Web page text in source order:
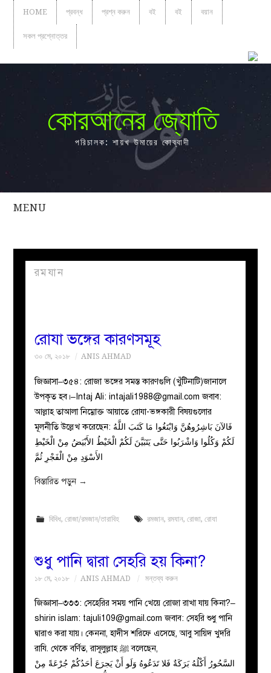
HOME প্রবন্ধ প্রশ্ন করুন বই বই বয়ান
সকল প্রশ্নোত্তর
কোরআনের জ্যোতি
পরিচালক: শায়খ উমায়ের কোব্বাদী
MENU
সকল
প্রবন্ধ
নারীদের
পাতা
ইসলাহী
মজলিস
প্রশ্ন
করুন
রমযান
রোযা ভঙ্গের কারণসমূহ
৩০ মে, ২০১৮ ANIS AHMAD
জিজ্ঞাসা–৩৫৪: রোজা ভঙ্গের সমস্ত কারণগুলি (খুঁটিনাটি)জানালে
উপকৃত হব।–Intaj Ali:intajali1988@gmail.com জবাব:
আল্লাহ তাআলা নিম্নোক্ত আয়াতে রোযা-ভঙ্গকারী বিষয়গুলোর
মূলনীতি উল্লেখ করেছেন: فَالآنَ بَاشِرُوهُنَّ وَابْتَغُوا مَا كَتَبَ اللَّهُ
لَكُمْ وَكُلُوا وَاشْرَبُوا حَتَّى يَتَبَيَّنَ لَكُمْ الْخَيْطُ الأَبْيَضُ مِنْ الْخَيْطِ
الأَسْوَدِ مِنْ الْفَجْرِ ثُمَّ
বিস্তারিত পড়ুন →
বিবিধ, রোজা/রমজান/তারাবিহ রমজান, রমযান, রোজা, রোযা
শুধু পানি দ্বারা সেহরি হয় কিনা?
১৮ মে, ২০১৮ ANIS AHMAD মন্তব্য করুন
জিজ্ঞাসা–৩৩৩: সেহেরির সময় পানি খেয়ে রোজা রাখা যায় কিনা?–
shirin islam: tajuli109@gmail.com জবাব: সেহরি শুধু পানি
দ্বারাও করা যায়। কেননা, হাদীস শরিফে এসেছে, আবু সায়িদ খুদরি
রাযি. থেকে বর্ণিত, রাসূলুল্লাহ ﷺ বলেছেন,
السَّحُورُ أَكْلُهُ بَرَكَةٌ فَلا تَدَعُوهُ وَلَو أَنْ يَجرَعَ أحَدُكُمْ جُرْعَةً مِنْ